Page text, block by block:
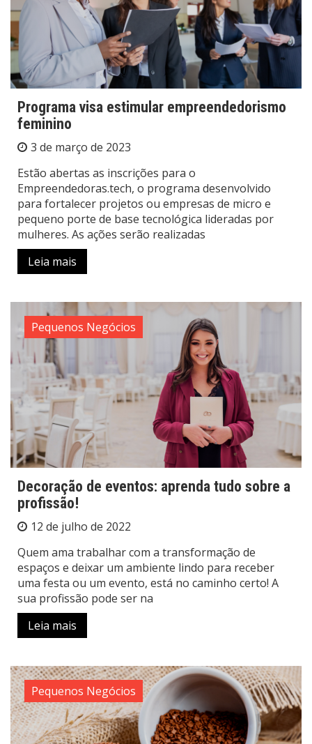
Programa visa estimular empreendedorismo
feminino
3 de março de 2023
Estão abertas as inscrições para o
Empreendedoras.tech, o programa desenvolvido
para fortalecer projetos ou empresas de micro e
pequeno porte de base tecnológica lideradas por
mulheres. As ações serão realizadas
Leia mais
Pequenos Negócios
Decoração de eventos: aprenda tudo sobre a
profissão!
12 de julho de 2022
Quem ama trabalhar com a transformação de
espaços e deixar um ambiente lindo para receber
uma festa ou um evento, está no caminho certo! A
sua profissão pode ser na
Leia mais
Pequenos Negócios